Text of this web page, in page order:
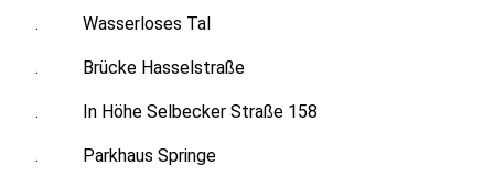
. Wasserloses Tal
. Brücke Hasselstraße
. In Höhe Selbecker Straße 158
. Parkhaus Springe